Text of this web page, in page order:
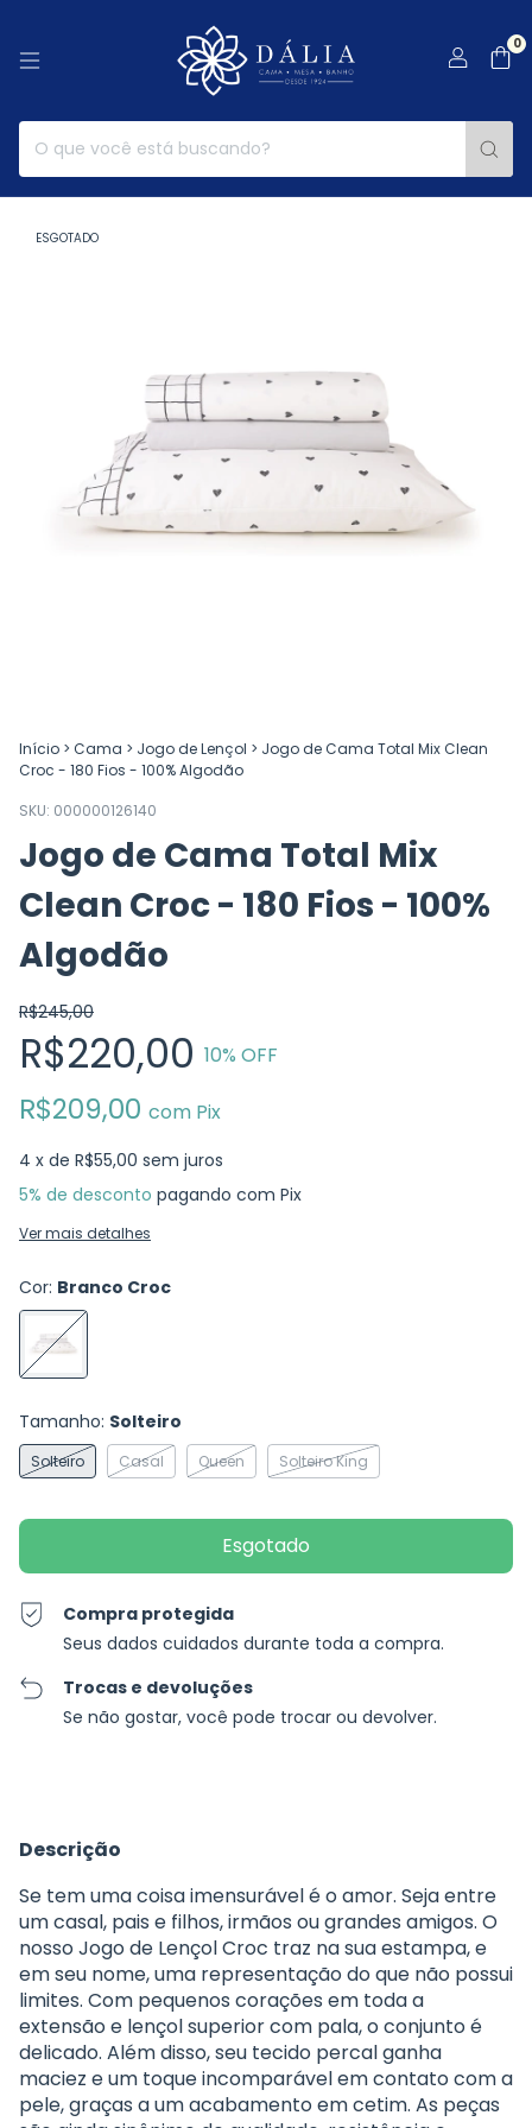
0
ESGOTADO
Início > Cama > Jogo de Lençol > Jogo de Cama Total Mix Clean
Croc - 180 Fios - 100% Algodão
SKU: 000000126140
Jogo de Cama Total Mix
Clean Croc - 180 Fios - 100%
Algodão
R$245,00
R$220,00 10% OFF
R$209,00 com Pix
4 x de R$55,00 sem juros
5% de desconto pagando com Pix
Ver mais detalhes
Cor: Branco Croc
Tamanho: Solteiro
Solteiro Casal Queen Solteiro King
Compra protegida
Seus dados cuidados durante toda a compra.
Trocas e devoluções
Se não gostar, você pode trocar ou devolver.
Descrição
Se tem uma coisa imensurável é o amor. Seja entre
um casal, pais e filhos, irmãos ou grandes amigos. O
nosso Jogo de Lençol Croc traz na sua estampa, e
em seu nome, uma representação do que não possui
limites. Com pequenos corações em toda a
extensão e lençol superior com pala, o conjunto é
delicado. Além disso, seu tecido percal ganha
maciez e um toque incomparável em contato com a
pele, graças a um acabamento em cetim. As peças